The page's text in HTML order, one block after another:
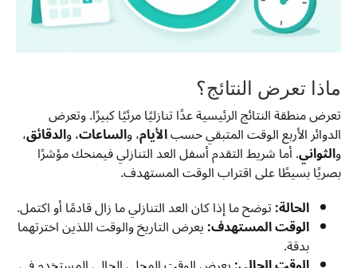
ماذا تعرض النتائج؟
تعرض منطقة النتائج الرئيسية عدًا تنازليًا مرئيًا كبيرًا. وتعرض
الدوائر الأربع الوقت المتبقي حسبالأيام، والساعات، والدقائق،
والثواني. أما شريط التقدم أسفل العد التنازلي فيمنحك مؤشرًا
بصريًا بسيطًا على اقتراب الوقت المستهدف.
الحالة:توضح ما إذا كان العد التنازلي ما زال قادمًا أو اكتمل.
الوقت المستهدف:يعرض التاريخ والوقت اللذين اخترتهما
بدقة.